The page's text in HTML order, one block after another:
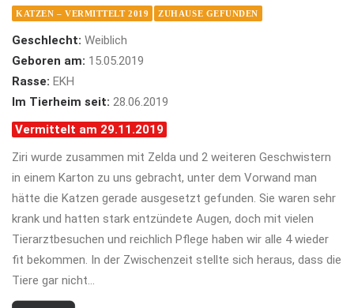
KATZEN – VERMITTELT 2019 ZUHAUSE GEFUNDEN
Geschlecht: Weiblich
Geboren am: 15.05.2019
Rasse: EKH
Im Tierheim seit: 28.06.2019
Vermittelt am 29.11.2019
Ziri wurde zusammen mit Zelda und 2 weiteren Geschwistern
in einem Karton zu uns gebracht, unter dem Vorwand man
hätte die Katzen gerade ausgesetzt gefunden. Sie waren sehr
krank und hatten stark entzündete Augen, doch mit vielen
Tierarztbesuchen und reichlich Pflege haben wir alle 4 wieder
fit bekommen. In der Zwischenzeit stellte sich heraus, dass die
Tiere gar nicht…